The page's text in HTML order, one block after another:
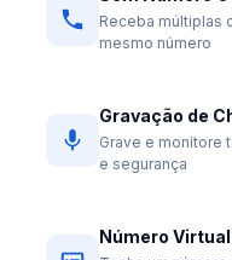
Receba múltiplas
mesmo número
Gravação de
Grave e monitore
e segurança
Número Virtual